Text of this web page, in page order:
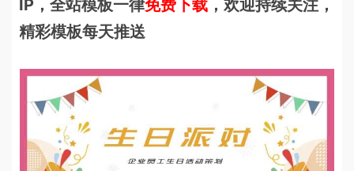
IP，全站模板一律免费下载 ，欢迎持续关注，
精彩模板每天推送